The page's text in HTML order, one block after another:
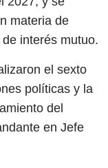
materia de
interés mutuo.
el sexto
políticas y la
del
en Jefe